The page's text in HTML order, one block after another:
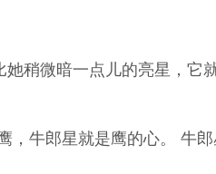
她稍微暗一点儿的亮星，它
，牛郎星就是鹰的心。 牛郎